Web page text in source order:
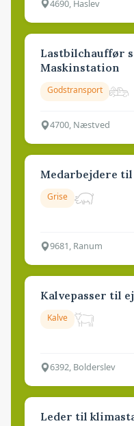
4690, Haslev
Lastbilchauffør
Maskinstation
Godstransport
4700, Næstved
Medarbejdere
Grise
9681, Ranum
Kalvepasser til
Kalve
6392, Bolderslev
Leder til